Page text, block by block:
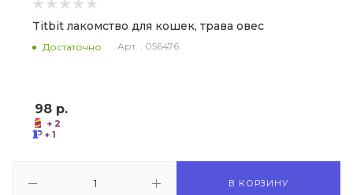
Titbit лакомство для кошек, трава овес
Достаточно Арт. : 056476
98 р.
+ 2
+ 1
В КОРЗИНУ